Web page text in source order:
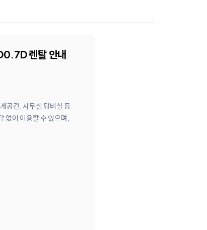
렌탈 안내
공간, 사무실 탕비실 등
없이 이용할 수 있으며,